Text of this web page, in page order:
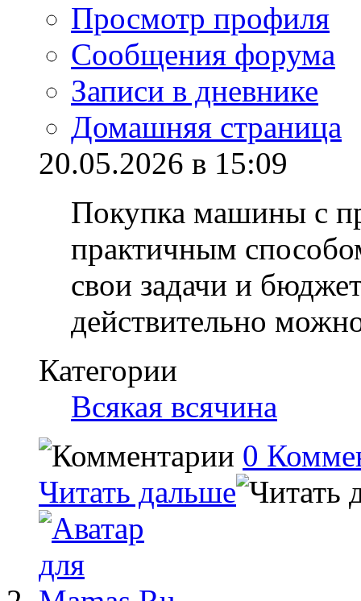
Просмотр профиля
Сообщения форума
Записи в дневнике
Домашняя страница
20.05.2026 в 15:09
Покупка машины с
практичным
свои задачи и
действительно
Категории
Всякая всячина
0
Читать дальше